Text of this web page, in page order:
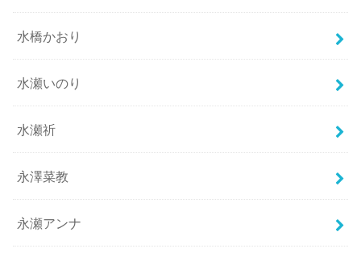
水橋かおり
水瀬いのり
水瀬祈
永澤菜教
永瀬アンナ